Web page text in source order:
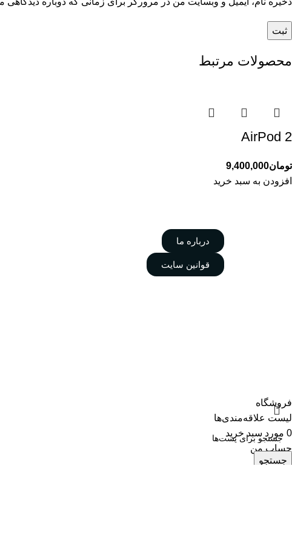
محصولات مرتبط
AirPod 2
تومان9,400,000
افزودن به سبد خرید
درباره ما
قوانین سایت
جستجو
فروشگاه
لیست علاقه‌مندی‌ها
0 مورد سبد خرید
حساب من